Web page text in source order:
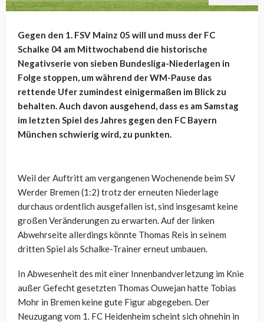
Gegen den 1. FSV Mainz 05 will und muss der FC
Schalke 04 am Mittwochabend die historische
Negativserie von sieben Bundesliga-Niederlagen in
Folge stoppen, um während der WM-Pause das
rettende Ufer zumindest einigermaßen im Blick zu
behalten. Auch davon ausgehend, dass es am Samstag
im letzten Spiel des Jahres gegen den FC Bayern
München schwierig wird, zu punkten.
Weil der Auftritt am vergangenen Wochenende beim SV
Werder Bremen (1:2) trotz der erneuten Niederlage
durchaus ordentlich ausgefallen ist, sind insgesamt keine
großen Veränderungen zu erwarten. Auf der linken
Abwehrseite allerdings könnte Thomas Reis in seinem
dritten Spiel als Schalke-Trainer erneut umbauen.
In Abwesenheit des mit einer Innenbandverletzung im Knie
außer Gefecht gesetzten Thomas Ouwejan hatte Tobias
Mohr in Bremen keine gute Figur abgegeben. Der
Neuzugang vom 1. FC Heidenheim scheint sich ohnehin in